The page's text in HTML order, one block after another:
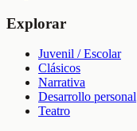
Explorar
Juvenil / Escolar
Clásicos
Narrativa
Desarrollo personal
Teatro